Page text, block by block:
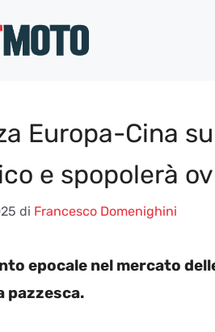
Europa-Cina
e spopolerà
di Francesco Domenighini
epocale nel mercato
pazzesca.